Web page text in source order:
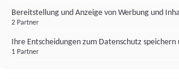
Bereitstellung und Anzeige von Werbung und
2 Partner
Ihre Entscheidungen zum Datenschutz
1 Partner